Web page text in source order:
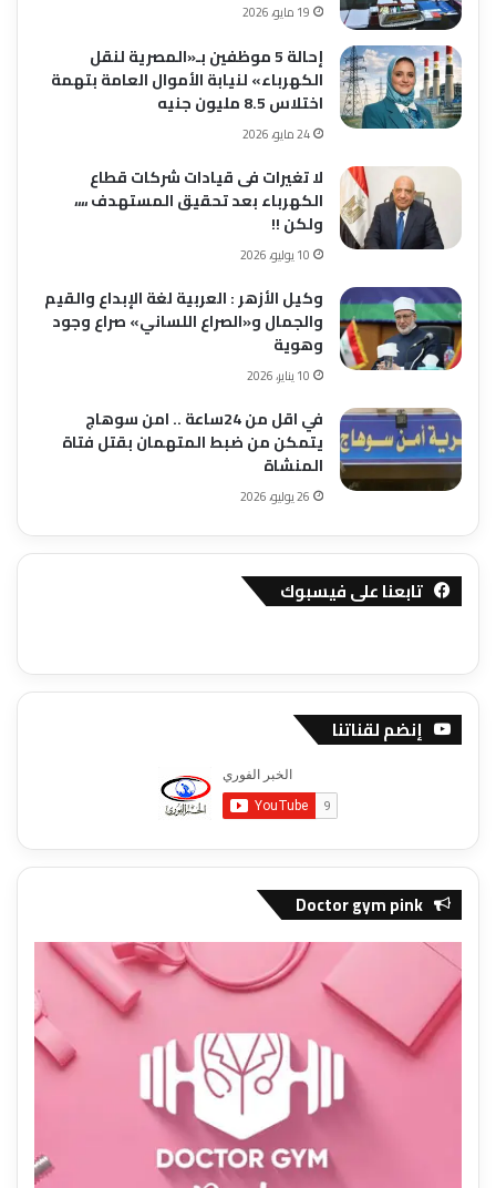
19 مايو، 2026
إحالة 5 موظفين بـ«المصرية لنقل
الكهرباء» لنيابة الأموال العامة بتهمة
اختلاس 8.5 مليون جنيه
24 مايو، 2026
لا تغيرات فى قيادات شركات قطاع
الكهرباء بعد تحقيق المستهدف ،،،،
ولكن !!
10 يوليو، 2026
وكيل الأزهر : العربية لغة الإبداع والقيم
والجمال و«الصراع اللساني» صراع وجود
وهوية
10 يناير، 2026
في اقل من 24ساعة .. امن سوهاج
يتمكن من ضبط المتهمان بقتل فتاة
المنشاة
26 يوليو، 2026
تابعنا على فيسبوك
إنضم لقناتنا
Doctor gym pink